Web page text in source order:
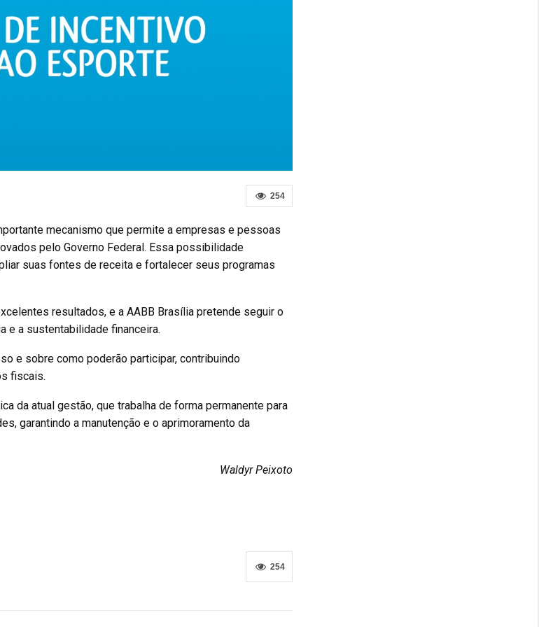
254
mecanismo que permite a empresas e pessoas
pelo Governo Federal. Essa possibilidade
suas fontes de receita e fortalecer seus programas
resultados, e a AABB Brasília pretende seguir o
e a sustentabilidade financeira.
e sobre como poderão participar, contribuindo
fiscais.
da atual gestão, que trabalha de forma permanente para
garantindo a manutenção e o aprimoramento da
Waldyr Peixoto
254